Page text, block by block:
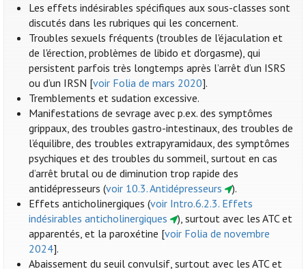
Les effets indésirables spécifiques aux sous-classes sont
discutés dans les rubriques qui les concernent.
Troubles sexuels fréquents (troubles de l'éjaculation et
de l'érection, problèmes de libido et d'orgasme), qui
persistent parfois très longtemps après l’arrêt d’un ISRS
ou d’un IRSN [voir Folia de mars 2020].
Tremblements et sudation excessive.
Manifestations de sevrage avec p.ex. des symptômes
grippaux, des troubles gastro-intestinaux, des troubles de
l’équilibre, des troubles extrapyramidaux, des symptômes
psychiques et des troubles du sommeil, surtout en cas
d’arrêt brutal ou de diminution trop rapide des
antidépresseurs (voir 10.3. Antidépresseurs
).
Effets anticholinergiques (voir Intro.6.2.3. Effets
indésirables anticholinergiques
), surtout avec les ATC et
apparentés, et la paroxétine [voir Folia de novembre
2024].
Abaissement du seuil convulsif, surtout avec les ATC et